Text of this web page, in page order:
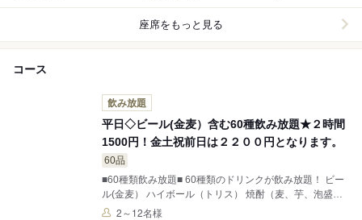
座席をもっと見る
コース
飲み放題
平日◇ビール(金麦）含む60種飲み放題★２時間
1500円！金土祝前日は２２００円となります。
60品
■60種類飲み放題■ 60種類のドリンクが飲み放題！ ビー
ル(金麦） ハイボール（トリス） 焼酎（麦、芋、泡盛）
日本酒（熱燗、冷酒） 梅酒（３種） サワー、酎ハイ（８
2～12名様